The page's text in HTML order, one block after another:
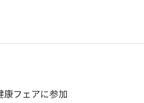
康フェアに参加